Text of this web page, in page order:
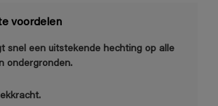
voordelen
snel een uitstekende hechting op alle
ondergronden.